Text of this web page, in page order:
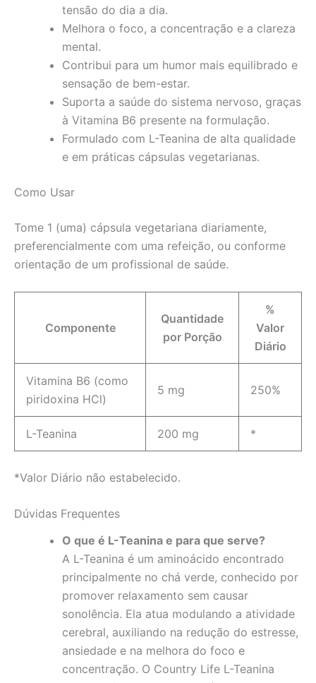
tensão do dia a dia.
Melhora o foco, a concentração e a clareza
mental.
Contribui para um humor mais equilibrado e
sensação de bem-estar.
Suporta a saúde do sistema nervoso, graças
à Vitamina B6 presente na formulação.
Formulado com L-Teanina de alta qualidade
e em práticas cápsulas vegetarianas.
Como Usar
Tome 1 (uma) cápsula vegetariana diariamente,
preferencialmente com uma refeição, ou conforme
orientação de um profissional de saúde.
Componente
Quantidade
por Porção
%
Valor
Diário
Vitamina B6 (como
piridoxina HCl)
5 mg 250%
L-Teanina 200 mg *
*Valor Diário não estabelecido.
Dúvidas Frequentes
O que é L-Teanina e para que serve?
A L-Teanina é um aminoácido encontrado
principalmente no chá verde, conhecido por
promover relaxamento sem causar
sonolência. Ela atua modulando a atividade
cerebral, auxiliando na redução do estresse,
ansiedade e na melhora do foco e
concentração. O Country Life L-Teanina